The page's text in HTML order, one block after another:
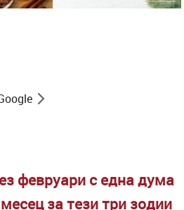
февруари с една дума
за тези три зодии